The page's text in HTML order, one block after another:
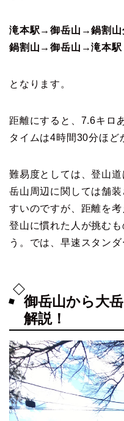
滝本駅→御岳山→鍋割
鍋割山→御岳山→滝本駅
となります。
距離にすると、7.6キロ
タイムは4時間30分ほど
難易度としては、登山
岳山周辺に関しては舗
すいのですが、距離を
登山に慣れた人が挑む
う。では、早速スタン
御岳山から大
解説！